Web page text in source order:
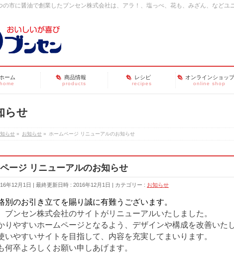
の市に醤油で創業したブンセン株式会社は、アラ！、塩っぺ、花も、みざん、などユ
ホーム
home
商品情報
products
レシピ
recipes
オンラインショッ
online shop
らせ
らせ » お知らせ » ホームページ リニューアルのお知らせ
ージ リニューアルのお知らせ
年12月1日 最終更新日時 : 2016年12月1日 カテゴリー : お知らせ
別のお引き立てを賜り誠に有難うございます。
ブンセン株式会社のサイトがリニューアルいたしました。
りやすいホームページとなるよう、デザインや構成を改善いた
いやすいサイトを目指して、内容を充実してまいります。
何卒よろしくお願い申しあげます。